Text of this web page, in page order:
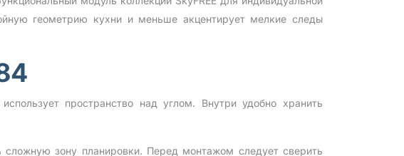
геометрию кухни и меньше акцентирует мелкие следы
пространство над углом. Внутри удобно хранить
сложную зону планировки. Перед монтажом следует сверить